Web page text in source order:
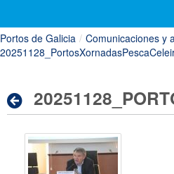
Portos de Galicia / Comunicaciones y